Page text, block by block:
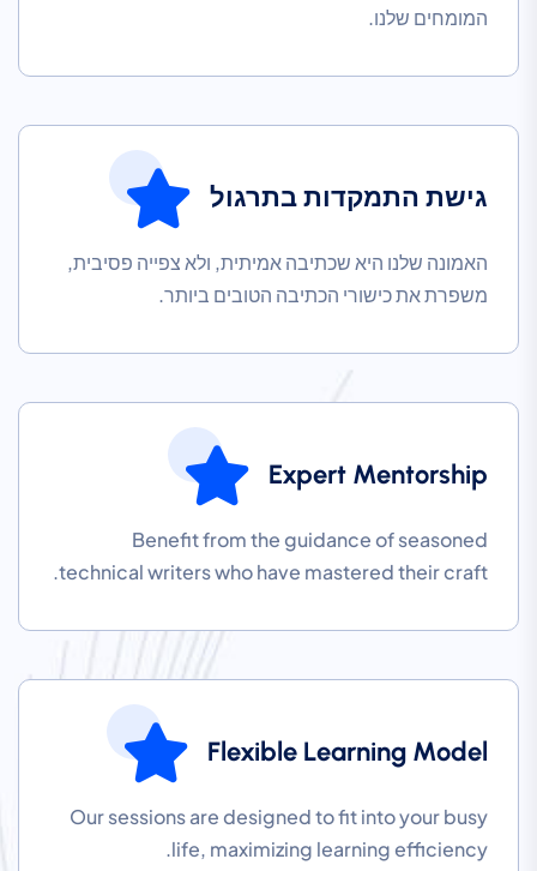
המומחים שלנו.
גישת התמקדות בתרגול
האמונה שלנו היא שכתיבה אמיתית, ולא צפייה פסיבית,
משפרת את כישורי הכתיבה הטובים ביותר.
Expert Mentorship
Benefit from the guidance of seasoned
technical writers who have mastered their craft.
Flexible Learning Model
Our sessions are designed to fit into your busy
life, maximizing learning efficiency.